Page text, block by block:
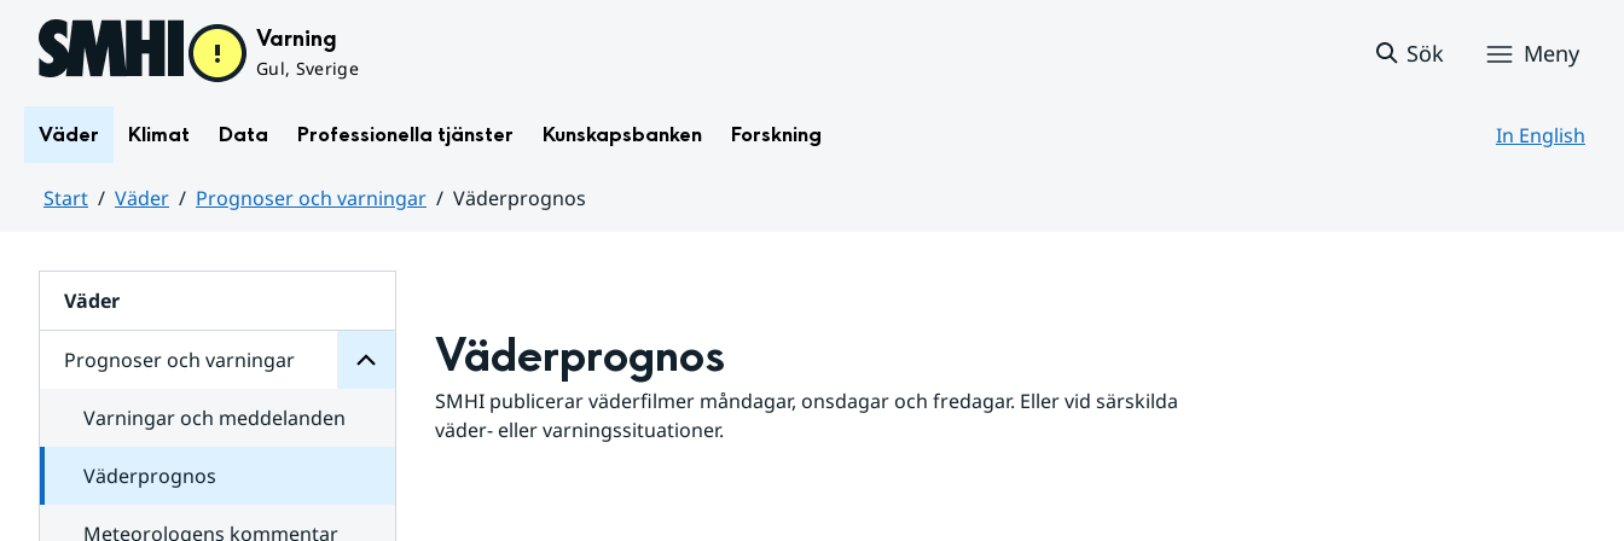
Hoppa till sidans innehåll Varning
Gul, Sverige
Sök Meny
Väder Klimat Data Professionella tjänster Kunskapsbanken Forskning In English
Start Väder Prognoser och varningar
Väderprognos
Väder
Prognoser och varningar
för
varningar
Varningar och meddelanden
Väderprognos
Meteorologens kommentar
Väderprognos
SMHI publicerar väderfilmer måndagar, onsdagar och fredagar. Eller vid särskilda
väder- eller varningssituationer.